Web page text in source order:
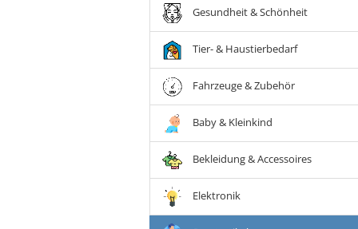
Gesundheit & Schönheit
Tier- & Haustierbedarf
Fahrzeuge & Zubehör
Baby & Kleinkind
Bekleidung & Accessoires
Elektronik